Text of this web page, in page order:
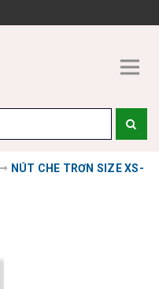
NÚT CHE TRƠN SIZE XS-